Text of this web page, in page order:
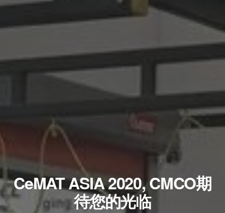
CeMAT ASIA 2020, CMCO期
待您的光临